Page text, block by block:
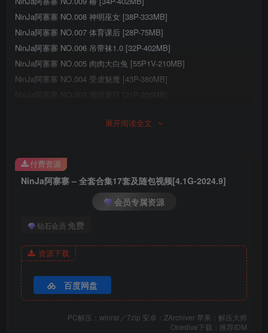
NinJa阿寨寨 NO.008 神明巫女 [38P-333MB]
NinJa阿寨寨 NO.007 体育课后 [28P-75MB]
NinJa阿寨寨 NO.006 吊带袜1.0 [32P-402MB]
NinJa阿寨寨 NO.005 肉肉大白兔 [55P1V-210MB]
NinJa阿寨寨 NO.004 受虐魅魔 [43P-380MB]
NinJa阿寨寨 NO.001 赎罪修女 [39P-246MB]
展开阅读全文
NinJa阿寨寨 – 全套合集17套及随包视频[4.1G-2024.9]
会员专属资源
钻石会员 免费
资源下载
百度网盘
PC解压：winrar／7zip 安卓：ZArchiver 苹果：解压大师
Onedive下载：推荐IDM
付费资源